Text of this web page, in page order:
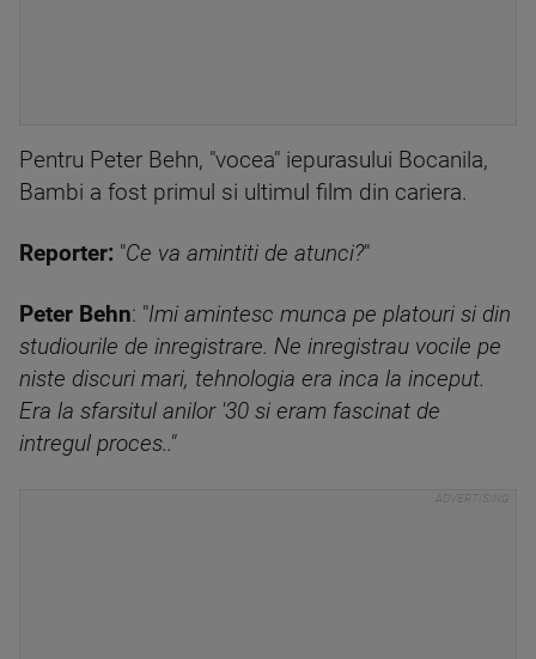
Pentru Peter Behn, "vocea" iepurasului Bocanila,
Bambi a fost primul si ultimul film din cariera.
Reporter: "Ce va amintiti de atunci?"
Peter Behn: "Imi amintesc munca pe platouri si din
studiourile de inregistrare. Ne inregistrau vocile pe
niste discuri mari, tehnologia era inca la inceput.
Era la sfarsitul anilor '30 si eram fascinat de
intregul proces.."